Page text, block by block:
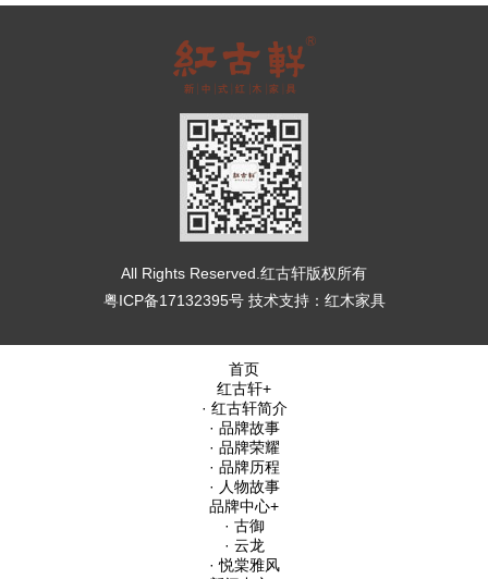
All Rights Reserved.红古轩版权所有
粤ICP备17132395号技术支持： 红木家具
首页
红古轩+
· 红古轩简介
· 品牌故事
· 品牌荣耀
· 品牌历程
· 人物故事
品牌中心+
· 古御
· 云龙
· 悦棠雅风